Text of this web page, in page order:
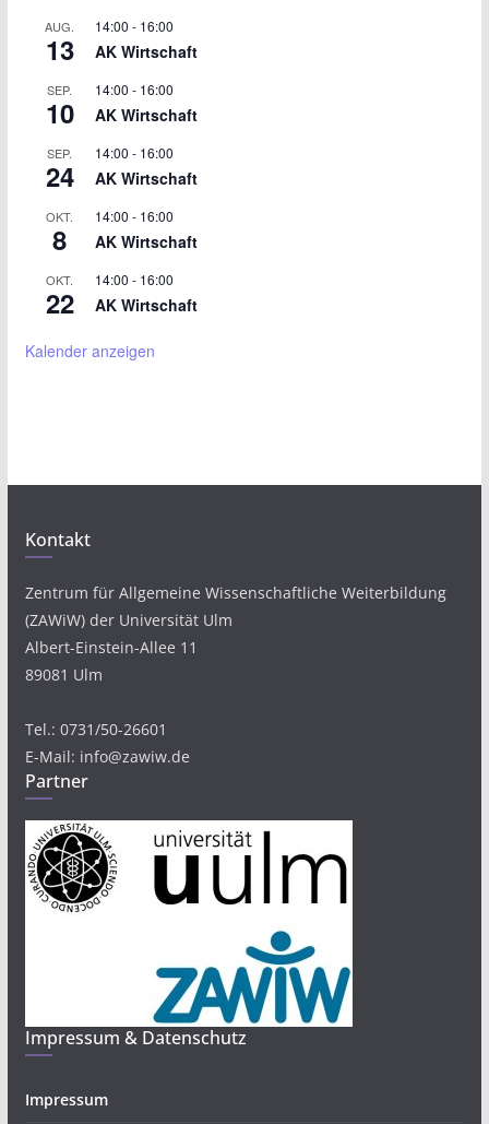
AUG.
13
14:00 - 16:00
AK Wirtschaft
SEP.
10
14:00 - 16:00
AK Wirtschaft
SEP.
24
14:00 - 16:00
AK Wirtschaft
OKT.
8
14:00 - 16:00
AK Wirtschaft
OKT.
22
14:00 - 16:00
AK Wirtschaft
Kalender anzeigen
Kontakt
Zentrum für Allgemeine Wissenschaftliche Weiterbildung
(ZAWiW) der Universität Ulm
Albert-Einstein-Allee 11
89081 Ulm
Tel.: 0731/50-26601
E-Mail: info@zawiw.de
Partner
Impressum & Datenschutz
Impressum